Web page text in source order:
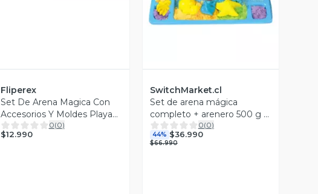
Fliperex
Set De Arena Magica Con
Accesorios Y Moldes Playa
Mar
0(0)
$12.990
SwitchMarket.cl
Set de arena mágica
completo + arenero 500 g +
accesorios 0(0)
44% $36.990
$66.990